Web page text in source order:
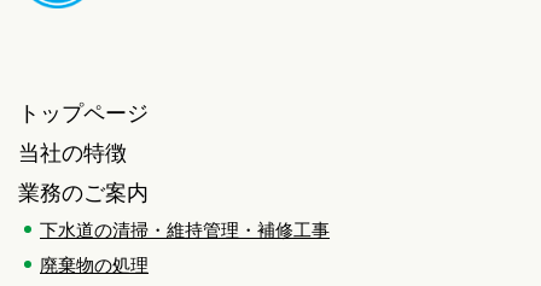
トップページ
当社の特徴
業務のご案内
下水道の清掃・維持管理・補修工事
廃棄物の処理